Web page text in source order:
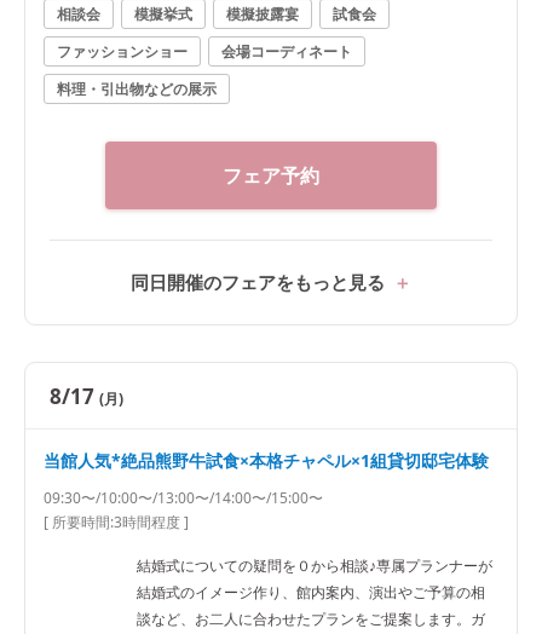
相談会
模擬挙式 模擬披露宴
試食会
ファッションショー
会場コーディネート
料理・引出物などの展示
フェア予約
同日開催のフェアをもっと見る
8/17 (月)
当館人気*絶品熊野牛試食×本格チャペル×1組貸切邸宅体験
09:30〜/10:00〜/13:00〜/14:00〜/15:00〜
[ 所要時間:3時間程度]
結婚式についての疑問を０から相談♪専属プランナーが
結婚式のイメージ作り、館内案内、演出やご予算の相
談など、お二人に合わせたプランをご提案します。ガ